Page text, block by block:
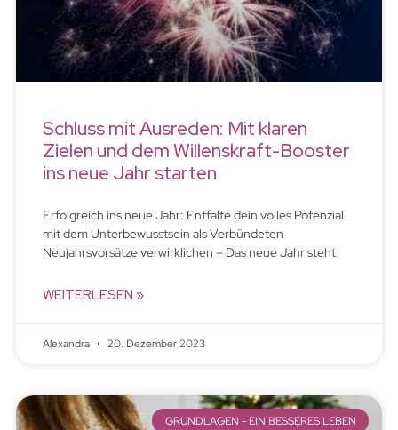
Schluss mit Ausreden: Mit klaren
Zielen und dem Willenskraft-Booster
ins neue Jahr starten
Erfolgreich ins neue Jahr: Entfalte dein volles Potenzial
mit dem Unterbewusstsein als Verbündeten
Neujahrsvorsätze verwirklichen – Das neue Jahr steht
WEITERLESEN »
Alexandra 20. Dezember 2023
GRUNDLAGEN - EIN BESSERES LEBEN